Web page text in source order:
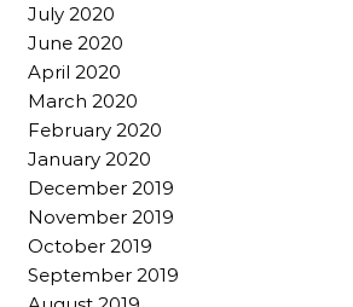
July 2020
June 2020
April 2020
March 2020
February 2020
January 2020
December 2019
November 2019
October 2019
September 2019